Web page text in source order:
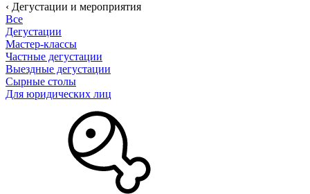
‹ Дегустации и мероприятия
Все
Дегустации
Мастер-классы
Частные дегустации
Выездные дегустации
Сырные столы
Для юридических лиц